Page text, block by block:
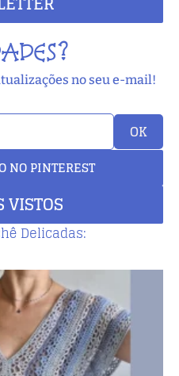
no seu e-mail!
OK
NO PINTEREST
VISTOS
Delicadas: